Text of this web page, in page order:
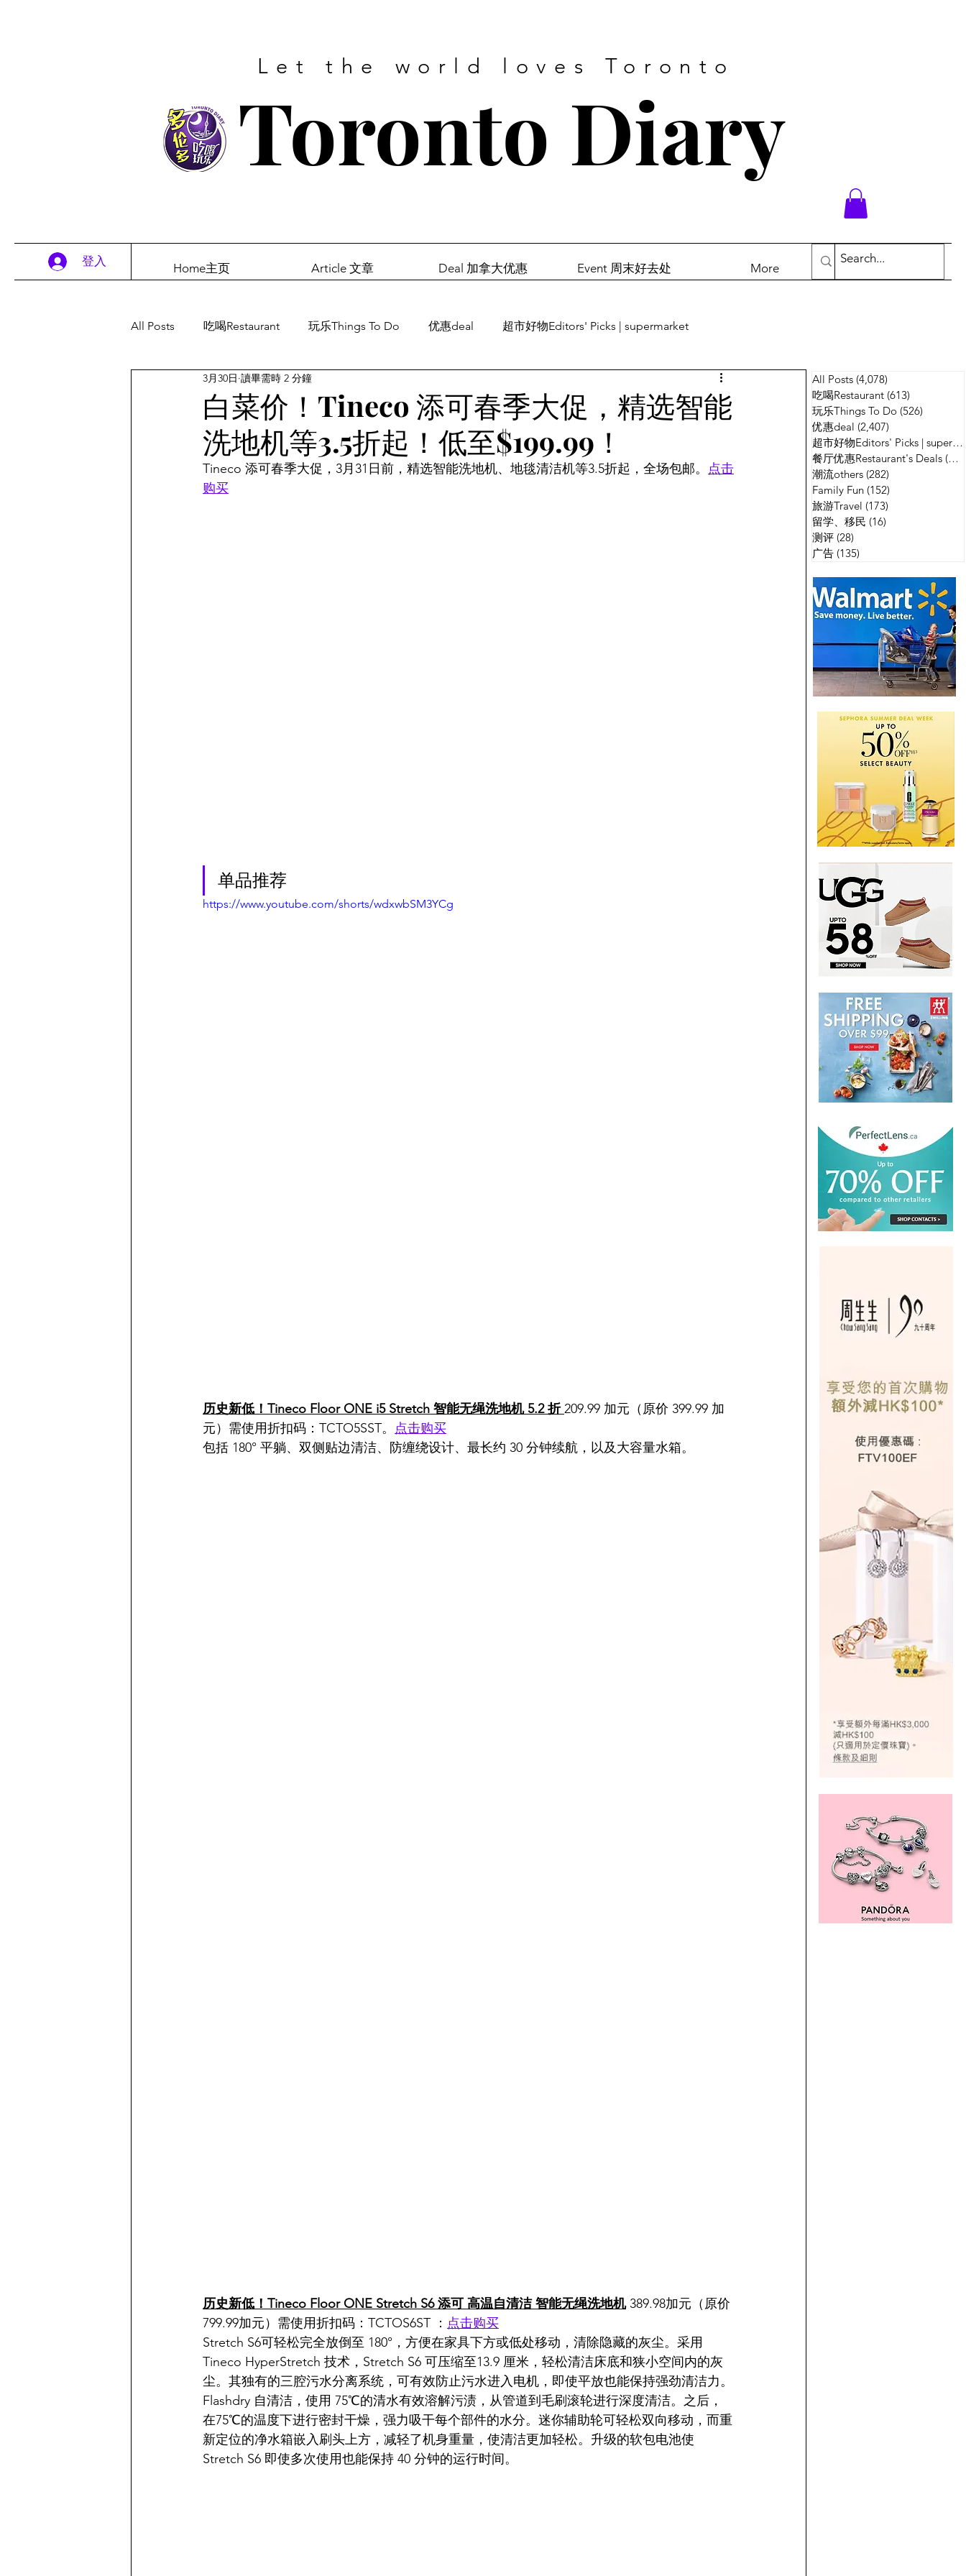
Let the world loves Toronto
Toronto Diary
登入 Home主页 Article 文章 Deal 加拿大优惠 Event 周末好去处 More
All Posts 吃喝Restaurant 玩乐Things To Do 优惠deal 超市好物Editors' Picks | supermarket
餐厅优惠Restaurant's Deals 广告
白菜价！Tineco 添可春季大促，精选智能
洗地机等3.5折起！低至$199.99！
3月30日 讀畢需時 2 分鐘
Tineco 添可春季大促，3月31日前，精选智能洗地机、地毯清洁机等3.5折起，全场包邮。 点击
购买
单品推荐
https://www.youtube.com/shorts/wdxwbSM3YCg
历史新低！Tineco Floor ONE i5 Stretch 智能无绳洗地机 5.2 折 209.99 加元（原价 399.99 加
元）需使用折扣码：TCTO5SST。 点击购买
包括 180° 平躺、双侧贴边清洁、防缠绕设计、最长约 30 分钟续航，以及大容量水箱。
历史新低！Tineco Floor ONE Stretch S6 添可 高温自清洁 智能无绳洗地机 389.98加元（原价
799.99加元）需使用折扣码：TCTOS6ST ： 点击购买
Stretch S6可轻松完全放倒至 180°，方便在家具下方或低处移动，清除隐藏的灰尘。采用
Tineco HyperStretch 技术，Stretch S6 可压缩至13.9 厘米，轻松清洁床底和狭小空间内的灰
尘。其独有的三腔污水分离系统，可有效防止污水进入电机，即使平放也能保持强劲清洁力。
Flashdry 自清洁，使用 75℃的清水有效溶解污渍，从管道到毛刷滚轮进行深度清洁。之后，
在75℃的温度下进行密封干燥，强力吸干每个部件的水分。迷你辅助轮可轻松双向移动，而重
新定位的净水箱嵌入刷头上方，减轻了机身重量，使清洁更加轻松。升级的软包电池使
Stretch S6 即使多次使用也能保持 40 分钟的运行时间。
All Posts (4,078)
吃喝Restaurant (613)
玩乐Things To Do (526)
优惠deal (2,407)
超市好物Editors' Picks | supermarket
餐厅优惠Restaurant's Deals (134)
潮流others (282)
Family Fun (152)
旅游Travel (173)
留学、移民 (16)
测评 (28)
广告 (135)